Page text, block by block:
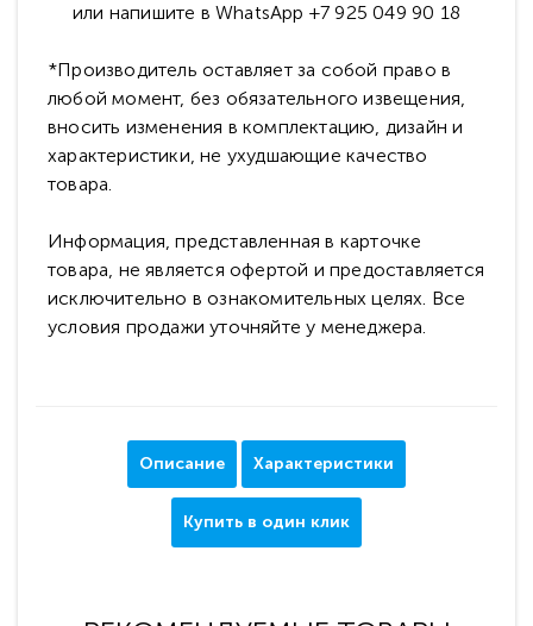
или напишите в WhatsApp +7 925 049 90 18
*Производитель оставляет за собой право в
любой момент, без обязательного извещения,
вносить изменения в комплектацию, дизайн и
характеристики, не ухудшающие качество
товара.
Информация, представленная в карточке
товара, не является офертой и предоставляется
исключительно в ознакомительных целях. Все
условия продажи уточняйте у менеджера.
Описание Характеристики
Купить в один клик